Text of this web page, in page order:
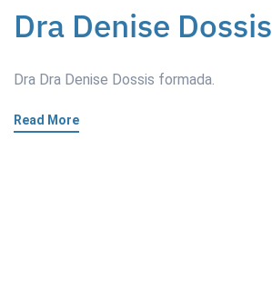
Dra Denise Dossis
Dra Dra Denise Dossis formada.
Read More